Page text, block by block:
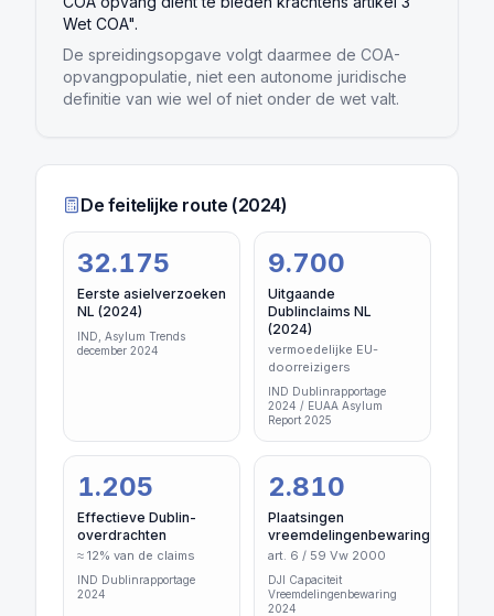
Wet COA".
De spreidingsopgave volgt daarmee de COA-
opvangpopulatie, niet een autonome juridische
definitie van wie wel of niet onder de wet valt.
De feitelijke route (2024)
32.175
Eerste asielverzoeken
NL (2024)
IND, Asylum Trends
december 2024
9.700
Uitgaande
Dublinclaims NL
(2024)
vermoedelijke EU-
doorreizigers
IND Dublinrapportage
2024 / EUAA Asylum
Report 2025
1.205
Effectieve Dublin-
overdrachten
≈ 12% van de claims
IND Dublinrapportage
2024
2.810
Plaatsingen
vreemdelingenbewaring
art. 6 / 59 Vw 2000
DJI Capaciteit
Vreemdelingenbewaring
2024